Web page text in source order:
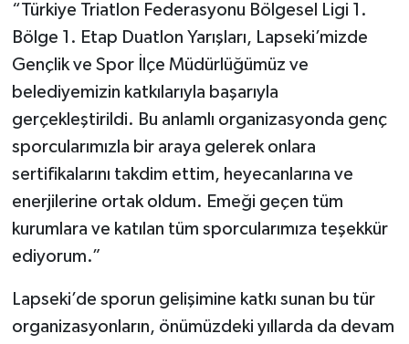
“Türkiye Triatlon Federasyonu Bölgesel Ligi 1.
Bölge 1. Etap Duatlon Yarışları, Lapseki’mizde
Gençlik ve Spor İlçe Müdürlüğümüz ve
belediyemizin katkılarıyla başarıyla
gerçekleştirildi. Bu anlamlı organizasyonda genç
sporcularımızla bir araya gelerek onlara
sertifikalarını takdim ettim, heyecanlarına ve
enerjilerine ortak oldum. Emeği geçen tüm
kurumlara ve katılan tüm sporcularımıza teşekkür
ediyorum.”
Lapseki’de sporun gelişimine katkı sunan bu tür
organizasyonların, önümüzdeki yıllarda da devam